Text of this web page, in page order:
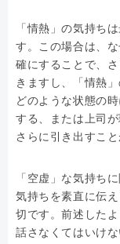
「情熱」の気持ち
す。この場合は、
確にすることで、
きますし、「情熱
どのような状態の
する、または上司
さらに引き出すこ
「空虚」な気持ち
気持ちを素直に伝
切です。前述した
話さなくてはいけ